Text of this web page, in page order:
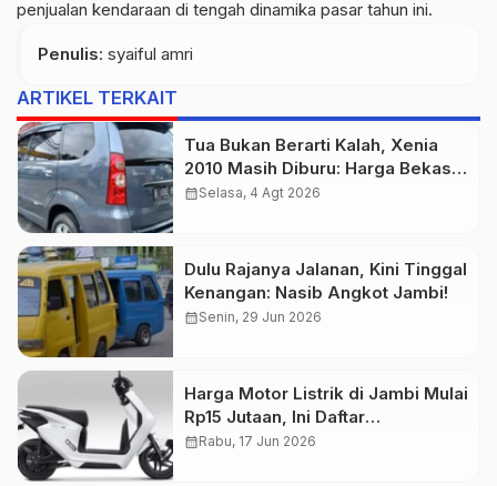
penjualan kendaraan di tengah dinamika pasar tahun ini.
Penulis: syaiful amri
ARTIKEL TERKAIT
Tua Bukan Berarti Kalah, Xenia
2010 Masih Diburu: Harga Bekas
Mulai Rp70 Jutaan
calendar_monthSelasa, 4 Agt 2026
Dulu Rajanya Jalanan, Kini Tinggal
Kenangan: Nasib Angkot Jambi!
calendar_monthSenin, 29 Jun 2026
Harga Motor Listrik di Jambi Mulai
Rp15 Jutaan, Ini Daftar
Lengkapnya
calendar_monthRabu, 17 Jun 2026